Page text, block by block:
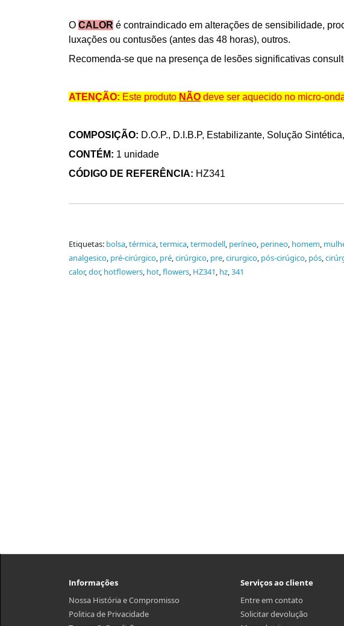
O CALOR é contraindicado em alterações de sensibilidade,
luxações ou contusões (antes das 48 horas), outros.
Recomenda-se que na presença de lesões significativas
ATENÇÃO: Este produto NÃO deve ser aquecido no micro-
COMPOSIÇÃO: D.O.P., D.I.B.P, Estabilizante, Solução
CONTÉM: 1 unidade
CÓDIGO DE REFERÊNCIA: HZ341
Etiquetas: bolsa,térmica,termica,termodell, períneo, perineo, homem,
analgesico, pré-cirúrgico, pré,cirúrgico, pre,cirurgico, pós-cirúgico, pós,
calor,dor, hotflowers, hot,flowers, HZ341, hz,341
Informações
Nossa História e Compromisso
Politica de Privacidade
Serviços ao cliente
Entre em contato
Solicitar devolução